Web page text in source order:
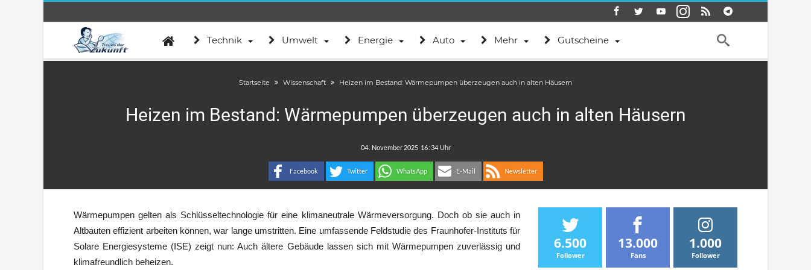
Technik Umwelt Energie Auto Mehr Gutscheine
Startseite Wissenschaft Heizen im Bestand: Wärmepumpen überzeugen auch in alten Häusern
Heizen im Bestand: Wärmepumpen überzeugen auch in alten Häusern
:
Facebook Twitter WhatsApp E-Mail Newsletter
Wärmepumpen gelten als Schlüsseltechnologie für eine klimaneutrale Wärmeversorgung. Doch ob sie auch in
Altbauten effizient arbeiten können, war lange umstritten. Eine umfassende Feldstudie des Fraunhofer-Instituts für
Solare Energiesysteme (ISE) zeigt nun: Auch ältere Gebäude lassen sich mit Wärmepumpen zuverlässig und
klimafreundlich beheizen.
6.500
Follower
13.000
Fans
1.000
Follower